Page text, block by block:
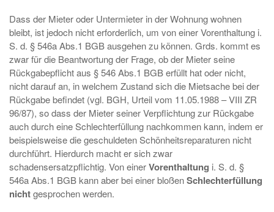
Dass der Mieter oder Untermieter in der Wohnung wohnen
bleibt, ist jedoch nicht erforderlich, um von einer Vorenthaltung i.
S. d. § 546a Abs.1 BGB ausgehen zu können. Grds. kommt es
zwar für die Beantwortung der Frage, ob der Mieter seine
Rückgabepflicht aus § 546 Abs.1 BGB erfüllt hat oder nicht,
nicht darauf an, in welchem Zustand sich die Mietsache bei der
Rückgabe befindet (vgl. BGH, Urteil vom 11.05.1988 – VIII ZR
96/87), so dass der Mieter seiner Verpflichtung zur Rückgabe
auch durch eine Schlechterfüllung nachkommen kann, indem er
beispielsweise die geschuldeten Schönheitsreparaturen nicht
durchführt. Hierdurch macht er sich zwar
schadensersatzpflichtig. Von einerVorenthaltung i. S. d. §
546a Abs.1 BGB kann aber bei einer bloßenSchlechterfüllung
nichtgesprochen werden.